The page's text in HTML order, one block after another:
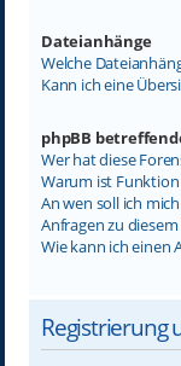
Dateianhänge
Welche
Kann ich eine
phpBB
Wer hat diese
Warum ist
An wen soll ich
Anfragen zu
Wie kann ich einen
Registrierung